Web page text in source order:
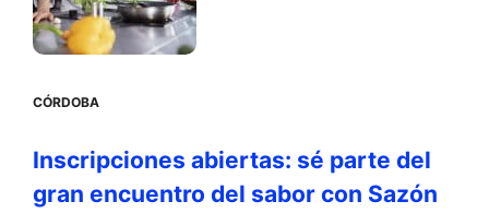
CÓRDOBA
Inscripciones abiertas: sé parte del
gran encuentro del sabor con Sazón